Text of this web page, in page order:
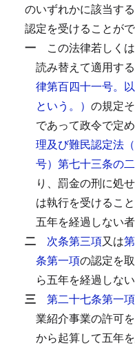
のいずれかに該当する
認定を受けることがで
一 この法律若しくは
読み替えて適用する
律第百四十一号。
という。） の規定
であって政令で定
理及び難民認定法
号）第七十三条の
り、罰金の刑に処
は執行を受けるこ
五年を経過しない者
二 次条第三項又は
条第一項の認定を
ら五年を経過しな
三 第二十七条第一項
業紹介事業の許可
から起算して五年